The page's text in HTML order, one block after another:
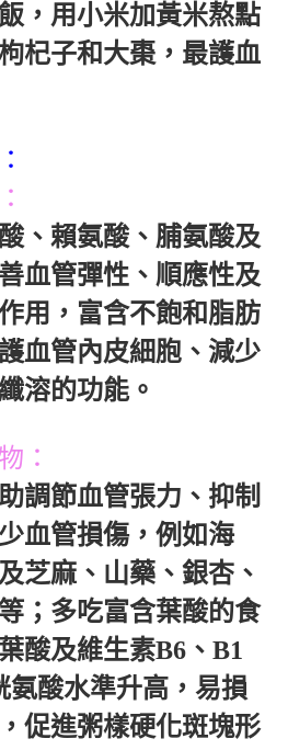
，用小米加黃米熬點
杞子和大棗，最護血
、賴氨酸、脯氨酸及
血管彈性、順應性及
用，富含不飽和脂肪
血管內皮細胞、減少
溶的功能。
：
調節血管張力、抑制
血管損傷，例如海
芝麻、山藥、銀杏、
；多吃富含葉酸的食
酸及維生素B6、B1
氨酸水準升高，易損
促進粥樣硬化斑塊形